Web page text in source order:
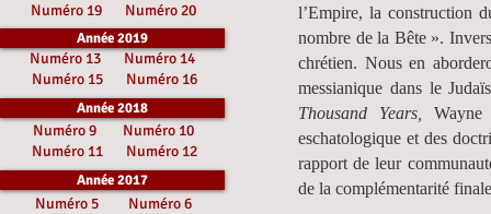
l’Empire, la construction
nombre de la Bête ».
chrétien. Nous en
messianique dans le
Thousand Years,
eschatologique et des
rapport de leur
de la complémentarité
Numéro 19 Numéro 20
Année 2019
Numéro 13 Numéro 14
Numéro 15 Numéro 16
Année 2018
Numéro 9 Numéro 10
Numéro 11 Numéro 12
Année 2017
Numéro 5 Numéro 6